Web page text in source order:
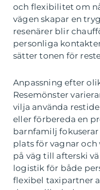
och flexibilitet om
vägen skapar en
resenärer blir
personliga
sätter tonen för
Anpassning efter
Resemönster
vilja använda
eller förbereda en
barnfamilj fokuserar
plats för vagnar
på väg till afterski
logistik för både
flexibel taxipartner